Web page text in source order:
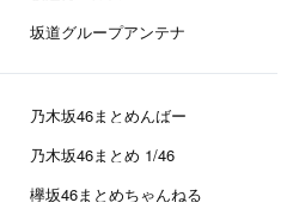
坂道グループアンテナ
乃木坂46まとめんばー
乃木坂46まとめ 1/46
欅坂46まとめちゃんねる